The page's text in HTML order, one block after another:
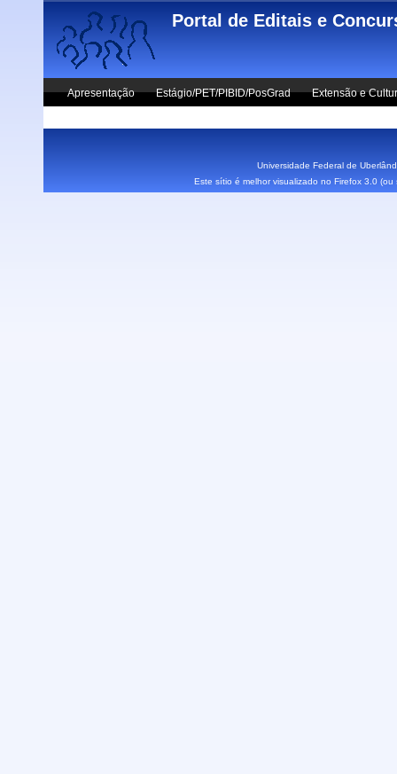
Skip to main content
Portal de Editais e
Apresentação Estágio/PET/PIBID/PosGrad Extensão e
Universidade Federal de
Este sítio é melhor visualizado no Firefox 3.0